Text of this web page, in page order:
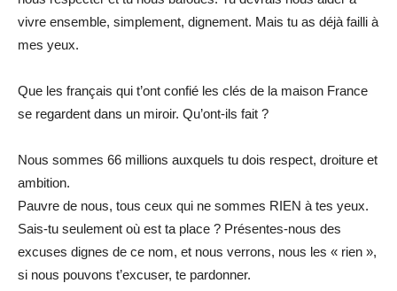
vivre ensemble, simplement, dignement. Mais tu as déjà failli à
mes yeux.
Que les français qui t’ont confié les clés de la maison France
se regardent dans un miroir. Qu’ont-ils fait ?
Nous sommes 66 millions auxquels tu dois respect, droiture et
ambition.
Pauvre de nous, tous ceux qui ne sommes RIEN à tes yeux.
Sais-tu seulement où est ta place ? Présentes-nous des
excuses dignes de ce nom, et nous verrons, nous les « rien »,
si nous pouvons t’excuser, te pardonner.